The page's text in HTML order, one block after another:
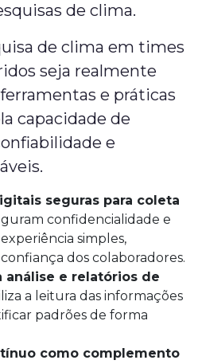
de clima.
de clima em times
seja realmente
e práticas
capacidade de
e
seguras para coleta
confidencialidade e
simples,
dos colaboradores.
análise e relatórios de
a leitura das informações
padrões de forma
como complemento